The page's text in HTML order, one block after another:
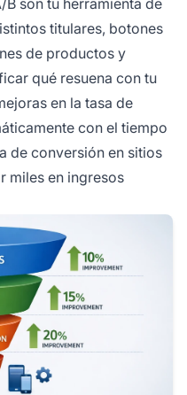
B son tu herramienta de
titulares, botones
de productos y
qué resuena con tu
en la tasa de
con el tiempo
de conversión en sitios
miles en ingresos